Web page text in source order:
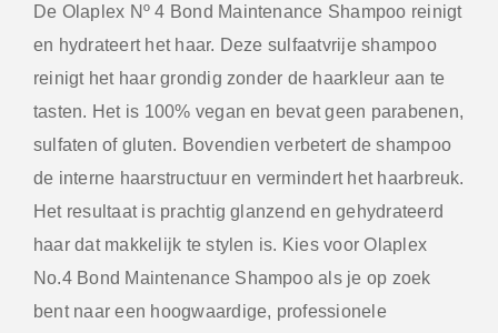
De Olaplex Nº 4 Bond Maintenance Shampoo reinigt
en hydrateert het haar. Deze sulfaatvrije shampoo
reinigt het haar grondig zonder de haarkleur aan te
tasten. Het is 100% vegan en bevat geen parabenen,
sulfaten of gluten. Bovendien verbetert de shampoo
de interne haarstructuur en vermindert het haarbreuk.
Het resultaat is prachtig glanzend en gehydrateerd
haar dat makkelijk te stylen is. Kies voor Olaplex
No.4 Bond Maintenance Shampoo als je op zoek
bent naar een hoogwaardige, professionele